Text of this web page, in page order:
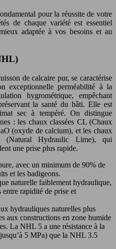
pour la réussite de votre
de chaque variété est essentiel
adaptée à vos besoins et au
de calcaire pur, se caractérise
exceptionnelle perméabilité à la
hygrométrique, empêchant
la santé du bâti. Elle est
sec à tempéré. On distingue
: les chaux classées CL (Chaux
(oxyde de calcium), et les chaux
(Natural Hydraulic Lime), qui
une prise plus rapide.
avec un minimum de 90% de
et les badigeons.
naturelle faiblement hydraulique,
rapidité de prise et
hydrauliques naturelles plus
aux constructions en zone humide
La NHL 5 a une résistance à la
5 MPa) que la NHL 3.5